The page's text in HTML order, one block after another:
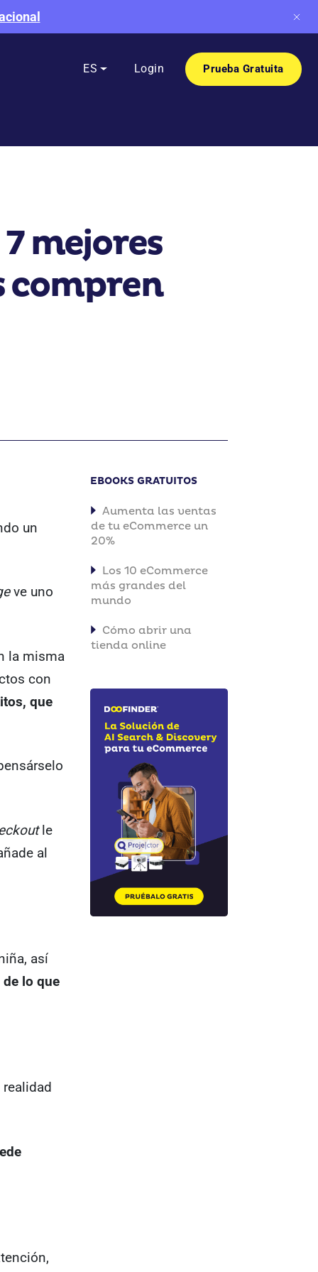
ES Login Prueba Gratuita
mejores
compren
un
ve uno
la misma
con
que
le
al
así
lo que
EBOOKS GRATUITOS
Aumenta las ventas
de tu eCommerce un
20%
Los 10 eCommerce
más grandes del
mundo
Cómo abrir una
tienda online